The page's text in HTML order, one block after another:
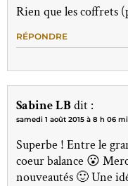
Rien que les coffrets
RÉPONDRE
Sabine LBdit :
samedi 1 août 2015 à 8 h 06
Superbe ! Entre le
coeur balance 😮
nouveautés 🙂 Une